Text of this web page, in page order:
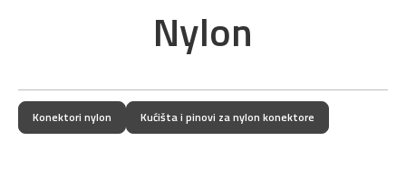
Nylon
Konektori nylon Kućišta i pinovi za nylon konektore